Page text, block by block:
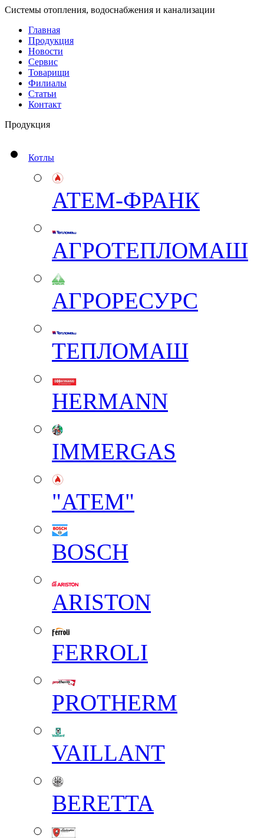
Системы отопления, водоснабжения и канализации
Главная
Продукция
Новости
Сервис
Товарищи
Филиалы
Статьи
Контакт
Продукция
Котлы
АТЕМ-ФРАНК
АГРОТЕПЛОМАШ
АГРОРЕСУРС
ТЕПЛОМАШ
HERMANN
IMMERGAS
"АТЕМ"
BOSCH
ARISTON
FERROLI
PROTHERM
VAILLANT
BERETTA